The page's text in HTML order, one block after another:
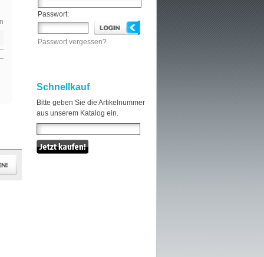
Passwort:
Passwort vergessen?
Schnellkauf
Bitte geben Sie die Artikelnummer
aus unserem Katalog ein.